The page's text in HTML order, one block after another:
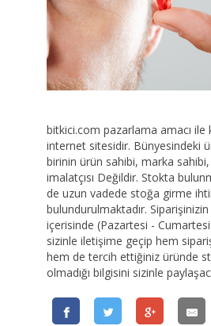
bitkici.com pazarlama amacı
internet sitesidir. Bünyesindeki
birinin ürün sahibi, marka sahibi,
imalatçısı Değildir. Stokta
de uzun vadede stoğa girme
bulundurulmaktadır.
içerisinde (Pazartesi -
sizinle iletişime geçip hem
hem de tercih ettiğiniz üründe
olmadığı bilgisini sizinle